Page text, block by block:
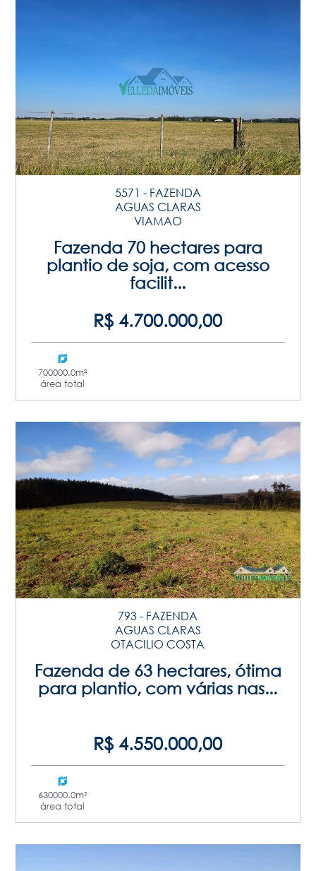
5571 - FAZENDA
AGUAS CLARAS
VIAMAO
Fazenda 70 hectares para
plantio de soja, com acesso
facilit...
R$ 4.700.000,00
700000.0m²
área total
793 - FAZENDA
AGUAS CLARAS
OTACILIO COSTA
Fazenda de 63 hectares, ótima
para plantio, com várias nas...
R$ 4.550.000,00
630000.0m²
área total